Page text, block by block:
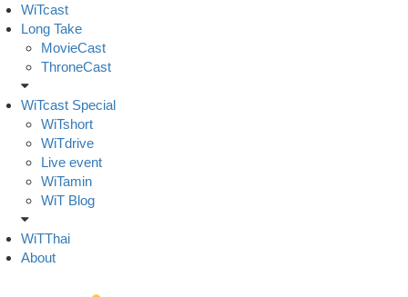
Skip
to
content
WiTcast
Long Take
MovieCast
ThroneCast
WiTcast Special
WiTshort
WiTdrive
Live event
WiTamin
WiT Blog
WiTThai
About